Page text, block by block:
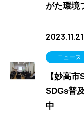
がた環境
2023.11.21
ニュース
【妙高
SDGs普
中